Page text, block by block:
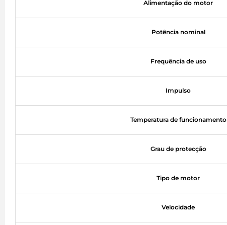
Alimentação do motor
Potência nominal
Frequência de uso
Impulso
Temperatura de funcionamento
Grau de protecção
Tipo de motor
Velocidade